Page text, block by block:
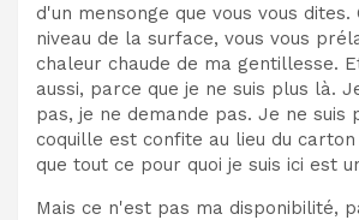
d'un mensonge que vous vous dites.
niveau de la surface, vous vous
chaleur chaude de ma gentillesse.
aussi, parce que je ne suis plus là.
pas, je ne demande pas. Je ne suis
coquille est confite au lieu du
que tout ce pour quoi je suis ici est
Mais ce n'est pas ma disponibilité,